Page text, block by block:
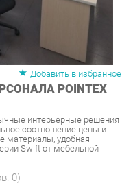
Добавить в избранное
POINTEX
интерьерные решения
удобная
Swift от мебельной